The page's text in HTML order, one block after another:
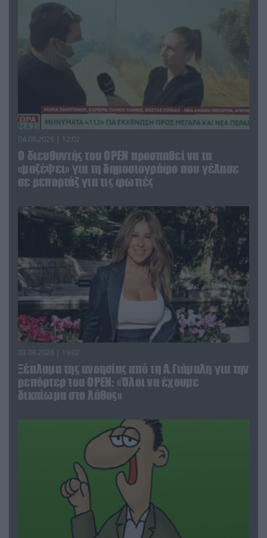
04.08.2026 | 12:02
O διευθυντής του OPEN προσπαθεί να τα
«μαζέψει» για τη δημοσιογράφο που γέλασε
σε ρεπορτάζ για τις φωτιές
03.08.2026 | 19:02
Ξέπλυμα της ανοησίας από τη Α.Γιάμαλη για την
ρεπόρτερ του ΟΡΕΝ: «Όλοι να έχουμε
δικαίωμα στο λάθος»